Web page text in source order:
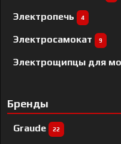
Электропечь 4
Электросамокат 9
Электрощипцы для
Бренды
Graude 22